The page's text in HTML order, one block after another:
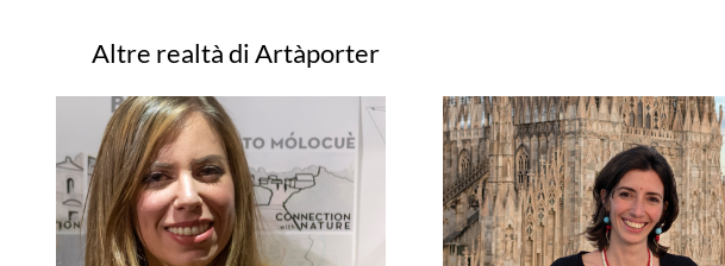
Progetti correlati